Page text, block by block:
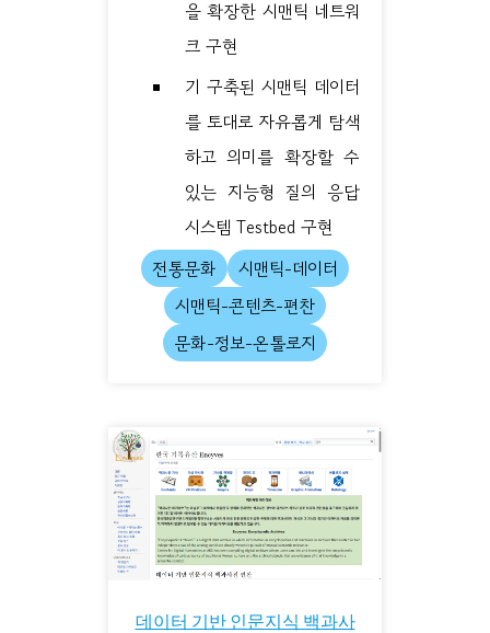
을 확장한 시맨틱 네트워
크 구현
기 구축된 시맨틱 데이터
를 토대로 자유롭게 탐색
하고 의미를 확장할 수
있는 지능형 질의 응답
시스템 Testbed 구현
전통문화
시맨틱-데이터
시맨틱-콘텐츠-편찬
문화-정보-온톨로지
데이터 기반 인문지식 백과사